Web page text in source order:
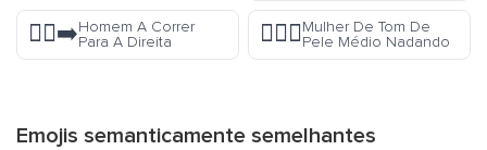
🏃‍♂️‍➡️Homem A Correr
Para A Direita
🏊🏽‍♀️Mulher De Tom De
Pele Médio Nadando
Emojis semanticamente semelhantes